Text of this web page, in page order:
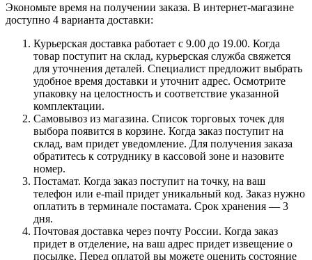
Экономьте время на получении заказа. В интернет-магазине
доступно 4 варианта доставки:
Курьерская доставка работает с 9.00 до 19.00. Когда
товар поступит на склад, курьерская служба свяжется
для уточнения деталей. Специалист предложит выбрать
удобное время доставки и уточнит адрес. Осмотрите
упаковку на целостность и соответствие указанной
комплектации.
Самовывоз из магазина. Список торговых точек для
выбора появится в корзине. Когда заказ поступит на
склад, вам придет уведомление. Для получения заказа
обратитесь к сотруднику в кассовой зоне и назовите
номер.
Постамат. Когда заказ поступит на точку, на ваш
телефон или e-mail придет уникальный код. Заказ нужно
оплатить в терминале постамата. Срок хранения — 3
дня.
Почтовая доставка через почту России. Когда заказ
придет в отделение, на ваш адрес придет извещение о
посылке. Перед оплатой вы можете оценить состояние